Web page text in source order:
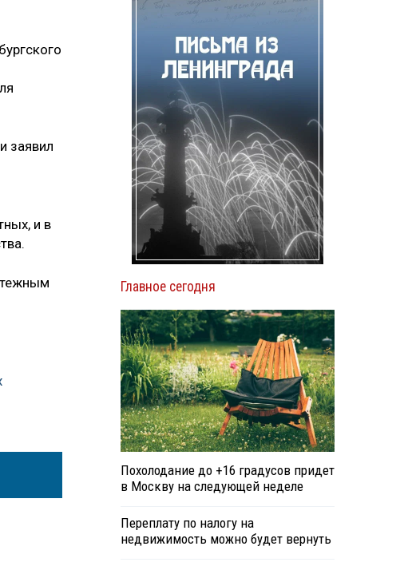
заявил
и в
Главное сегодня
Похолодание до +16 градусов придет
в Москву на следующей неделе
Переплату по налогу на
недвижимость можно будет вернуть